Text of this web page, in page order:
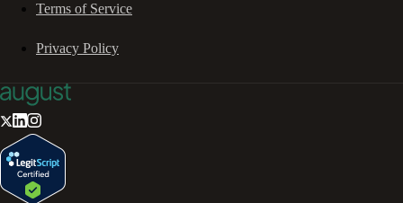
Terms of Service
Privacy Policy